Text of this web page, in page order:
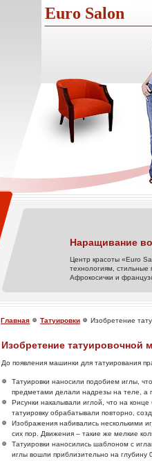
Euro Salon
Наращивание
Центр красоты «Euro
технологиям,
Афрокосички и
Главная Татуировки Изобретение
Изобретение татуировочной
До появления машинки для татуирования
Татуировки наносили подобием иглы,
предметами делали надрезы на теле, а
Рисунки накалывали иглой, что на
татуировку обрабатывали повторно,
Изображения набивались несколькими
сих пор. Движения – такие же мелкие
Татуировки наносились шаблоном с
иглы вошли приблизительно на глубину